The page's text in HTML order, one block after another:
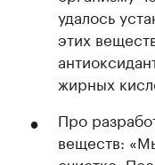
удалось
этих
жирных
Про
веществ: